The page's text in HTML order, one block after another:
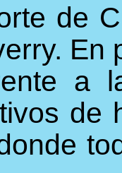
de
En
a
de